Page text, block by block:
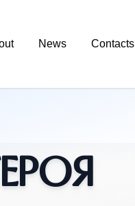
News Contacts